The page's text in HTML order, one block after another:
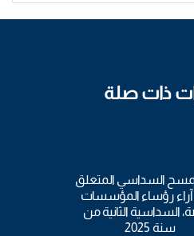
ذات صلة
السداسي المتعلق
رؤساء المؤسسات
السداسية الثانية من
سنة 2025